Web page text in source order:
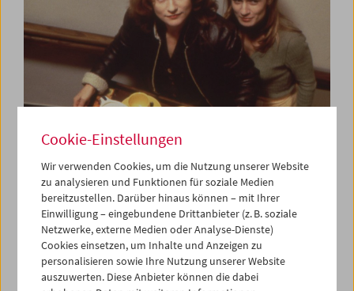
Collection on Screen: Claude Chabrol: Spätlese
Cookie-Einstellungen
Wir verwenden Cookies, um die Nutzung unserer Website
zu analysieren und Funktionen für soziale Medien
bereitzustellen. Darüber hinaus können – mit Ihrer
Einwilligung – eingebundene Drittanbieter (z. B. soziale
Netzwerke, externe Medien oder Analyse-Dienste)
Cookies einsetzen, um Inhalte und Anzeigen zu
personalisieren sowie Ihre Nutzung unserer Website
auszuwerten. Diese Anbieter können die dabei